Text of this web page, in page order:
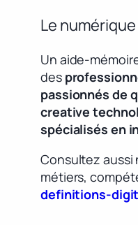
Le
Un aide-
des
passionnés de
creative
spécialisés en
Consultez aussi
métiers,
definitions-